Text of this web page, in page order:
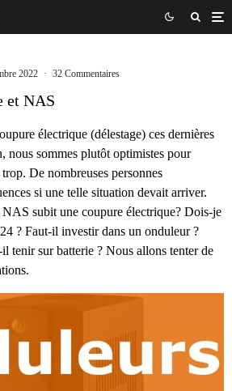
2022 · 32 Commentaires
et NAS
électrique (délestage) ces dernières
nous sommes plutôt optimistes pour
De nombreuses personnes
si une telle situation devait arriver.
subit une coupure électrique? Dois-je
? Faut-il investir dans un onduleur ?
tenir sur batterie ? Nous allons tenter de